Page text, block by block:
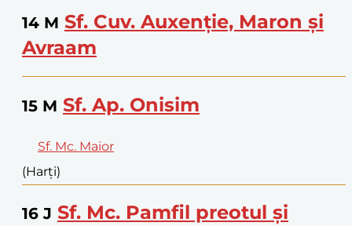
14 M Sf. Cuv. Auxenție, Maron și
Avraam
15 M Sf. Ap. Onisim
Sf. Mc. Maior
(Harți)
16 J Sf. Mc. Pamfil preotul și